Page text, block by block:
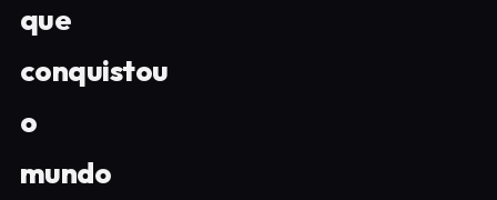
que
conquistou
o
mundo